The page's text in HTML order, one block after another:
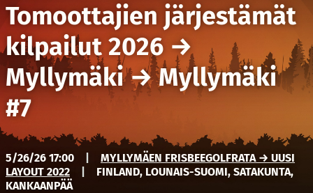
Tomoottajien järjestämät
kilpailut 2026 →
Myllymäki→Myllymäki
#7
5/26/26 17:00
MYLLYMÄEN FRISBEEGOLFRATA → UUSI
LAYOUT 2022
FINLAND, LOUNAIS-SUOMI, SATAKUNTA,
KANKAANPÄÄ